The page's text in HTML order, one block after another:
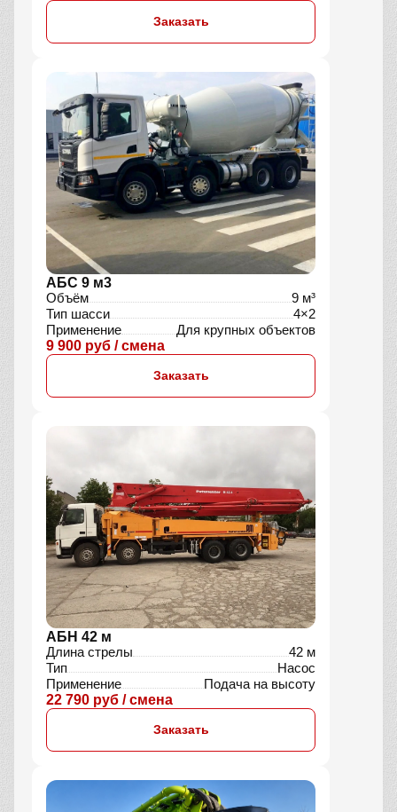
Заказать
АБС 9 м3
Объём
9 м³
Тип шасси
4×2
Применение
Для крупных объектов
9 900 руб / смена
Заказать
АБН 42 м
Длина стрелы
42 м
Тип
Насос
Применение
Подача на высоту
22 790 руб / смена
Заказать